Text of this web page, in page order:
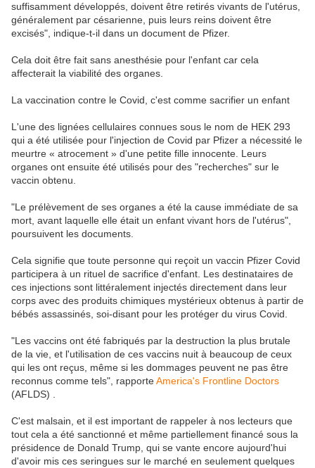
suffisamment développés, doivent être retirés vivants de l'utérus,
généralement par césarienne, puis leurs reins doivent être
excisés", indique-t-il dans un document de Pfizer.
Cela doit être fait sans anesthésie pour l'enfant car cela
affecterait la viabilité des organes.
La vaccination contre le Covid, c'est comme sacrifier un enfant
L'une des lignées cellulaires connues sous le nom de HEK 293
qui a été utilisée pour l'injection de Covid par Pfizer a nécessité le
meurtre « atrocement » d'une petite fille innocente. Leurs
organes ont ensuite été utilisés pour des "recherches" sur le
vaccin obtenu.
"Le prélèvement de ses organes a été la cause immédiate de sa
mort, avant laquelle elle était un enfant vivant hors de l'utérus",
poursuivent les documents.
Cela signifie que toute personne qui reçoit un vaccin Pfizer Covid
participera à un rituel de sacrifice d'enfant. Les destinataires de
ces injections sont littéralement injectés directement dans leur
corps avec des produits chimiques mystérieux obtenus à partir de
bébés assassinés, soi-disant pour les protéger du virus Covid.
"Les vaccins ont été fabriqués par la destruction la plus brutale
de la vie, et l'utilisation de ces vaccins nuit à beaucoup de ceux
qui les ont reçus, même si les dommages peuvent ne pas être
reconnus comme tels", rapporteAmerica's Frontline Doctors
(AFLDS) .
C'est malsain, et il est important de rappeler à nos lecteurs que
tout cela a été sanctionné et même partiellement financé sous la
présidence de Donald Trump, qui se vante encore aujourd'hui
d'avoir mis ces seringues sur le marché en seulement quelques